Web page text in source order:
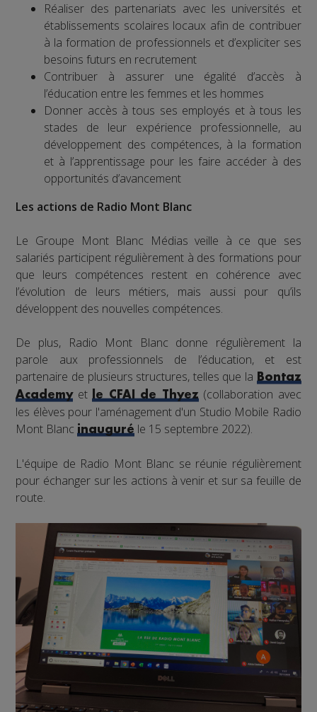
Réaliser des partenariats avec les universités et
établissements scolaires locaux afin de contribuer
à la formation de professionnels et d’expliciter ses
besoins futurs en recrutement
Contribuer à assurer une égalité d’accès à
l’éducation entre les femmes et les hommes
Donner accès à tous ses employés et à tous les
stades de leur expérience professionnelle, au
développement des compétences, à la formation
et à l’apprentissage pour les faire accéder à des
opportunités d’avancement
Les actions de Radio Mont Blanc
Le Groupe Mont Blanc Médias veille à ce que ses
salariés participent régulièrement à des formations pour
que leurs compétences restent en cohérence avec
l’évolution de leurs métiers, mais aussi pour qu’ils
développent des nouvelles compétences.
De plus, Radio Mont Blanc donne régulièrement la
parole aux professionnels de l’éducation, et est
partenaire de plusieurs structures, telles que la Bontaz
Academyetle CFAI de Thyez(collaboration avec
les élèves pour l'aménagement d'un Studio Mobile Radio
Mont Blancinauguré le 15 septembre 2022).
L'équipe de Radio Mont Blanc se réunie régulièrement
pour échanger sur les actions à venir et sur sa feuille de
route.